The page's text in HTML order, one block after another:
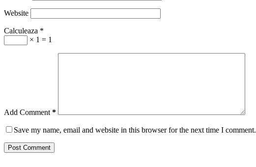
Website
Calculeaza *
× 1 = 1
Add Comment *
Save my name, email and website in this browser for the next time I comment.
Post Comment